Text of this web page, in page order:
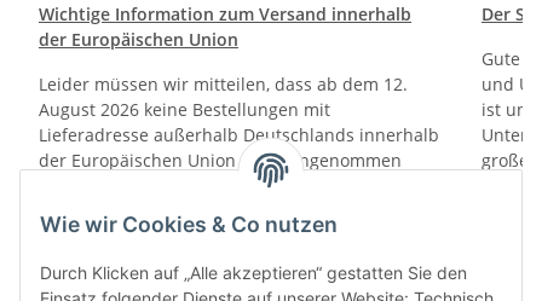
Wie wir Cookies & Co nutzen
Durch Klicken auf „Alle akzeptieren“ gestatten Sie den
Wichtige Information zum Versand innerhalb
der Europäischen Union
Leider müssen wir mitteilen, dass ab dem 12.
August 2026 keine Bestellungen mit
Lieferadresse außerhalb Deutschlands innerhalb
der Europäischen Union mehr angenommen
Der
Gute
und
ist
Unter
große